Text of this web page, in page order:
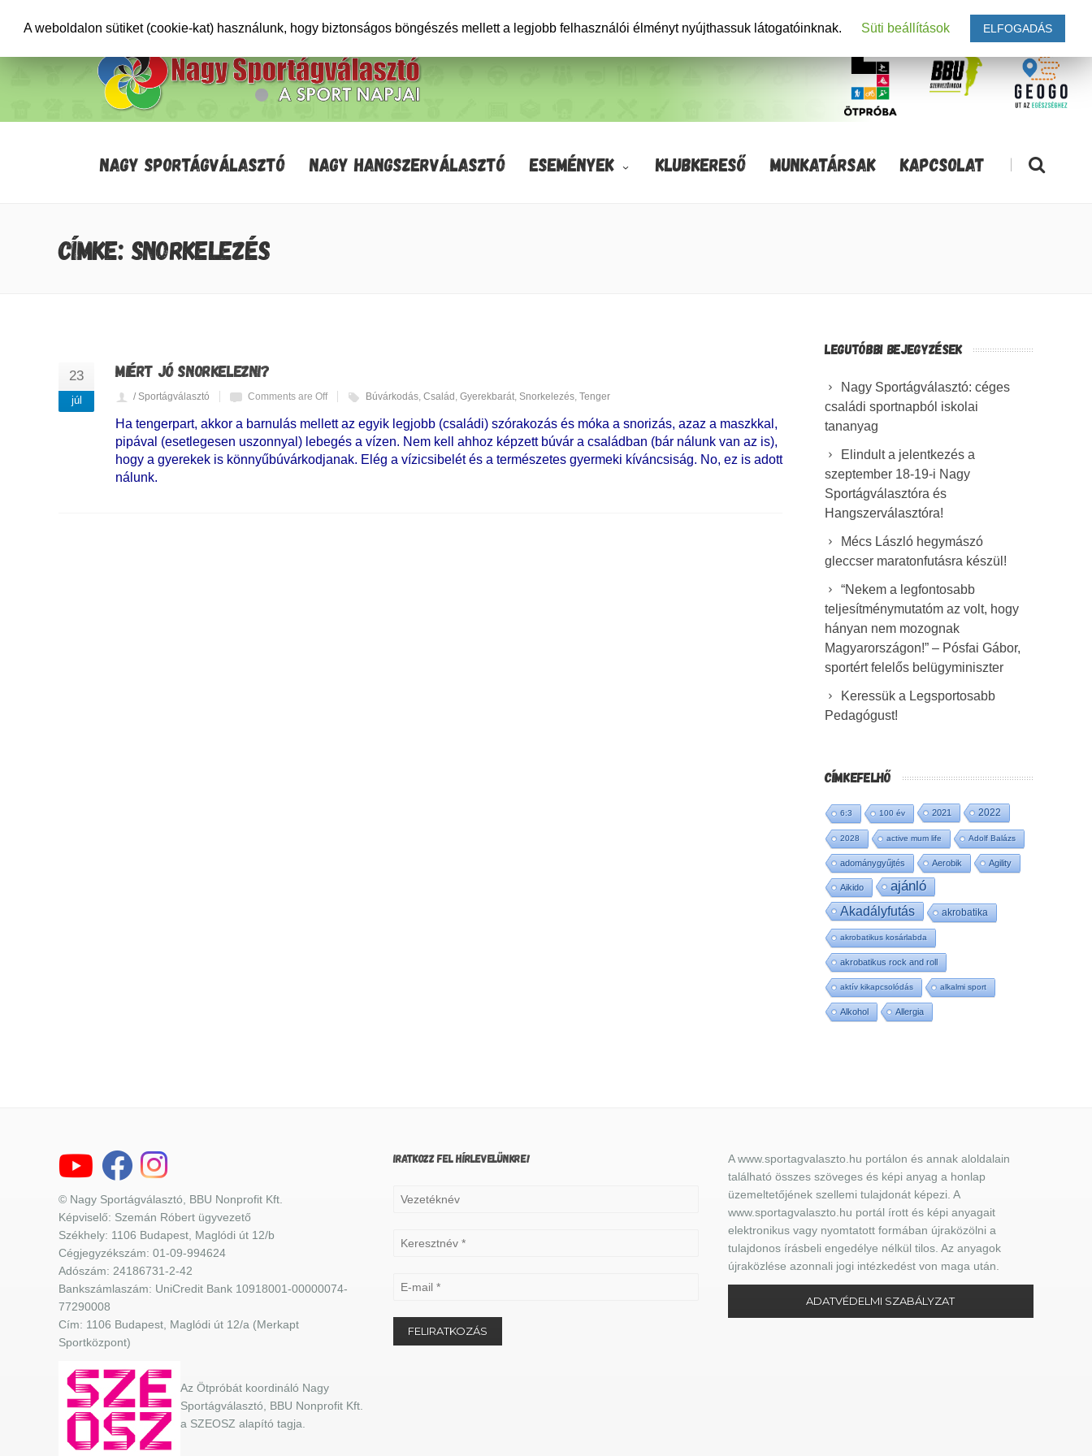
NAGY SPORTÁGVÁLASZTÓ NAGY HANGSZERVÁLASZTÓ ESEMÉNYEK KLUBKERESŐ MUNKATÁRSAK KAPCSOLAT |
CÍMKE: SNORKELEZÉS
23
júl
MIÉRT JÓ SNORKELEZNI?
/ Sportágválasztó Comments are Off Búvárkodás, Család , Gyerekbarát, Snorkelezés, Tenger
Ha tengerpart, akkor a barnulás mellett az egyik legjobb (családi) szórakozás és móka a snorizás, azaz a maszkkal,
pipával (esetlegesen uszonnyal) lebegés a vízen. Nem kell ahhoz képzett búvár a családban (bár nálunk van az is),
hogy a gyerekek is könnyűbúvárkodjanak. Elég a vízicsibelét és a természetes gyermeki kíváncsiság. No, ez is adott
nálunk.
LEGUTÓBBI BEJEGYZÉSEK
Nagy Sportágválasztó: céges
családi sportnapból iskolai
tananyag
Elindult a jelentkezés a
szeptember 18-19-i Nagy
Sportágválasztóra és
Hangszerválasztóra!
Mécs László hegymászó
gleccser maratonfutásra készül!
“Nekem a legfontosabb
teljesítménymutatóm az volt, hogy
hányan nem mozognak
Magyarországon!” – Pósfai Gábor,
sportért felelős belügyminiszter
Keressük a Legsportosabb
Pedagógust!
CÍMKEFELHŐ
6:3 100 év 2021 2022
2028 active mum life Adolf Balázs
adománygyűjtés Aerobik Agility
Aikido ajánló
Akadályfutás akrobatika
akrobatikus kosárlabda
akrobatikus rock and roll
aktív kikapcsolódás alkalmi sport
Alkohol Allergia
© Nagy Sportágválasztó, BBU Nonprofit Kft.
Képviselő: Szemán Róbert ügyvezető
Székhely: 1106 Budapest, Maglódi út 12/b
Cégjegyzékszám: 01-09-994624
Adószám: 24186731-2-42
Bankszámlaszám: UniCredit Bank 10918001-00000074-
77290008
Cím: 1106 Budapest, Maglódi út 12/a (Merkapt
Sportközpont)
Az Ötpróbát koordináló Nagy
Sportágválasztó, BBU Nonprofit Kft.
a SZEOSZ alapító tagja.
IRATKOZZ FEL HÍRLEVELÜNKRE!
A www.sportagvalaszto.hu portálon és annak aloldalain
található összes szöveges és képi anyag a honlap
üzemeltetőjének szellemi tulajdonát képezi. A
www.sportagvalaszto.hu portál írott és képi anyagait
elektronikus vagy nyomtatott formában újraközölni a
tulajdonos írásbeli engedélye nélkül tilos. Az anyagok
újraközlése azonnali jogi intézkedést von maga után.
ADATVÉDELMI SZABÁLYZAT
A weboldalon sütiket (cookie-kat) használunk, hogy biztonságos böngészés mellett a legjobb felhasználói élményt nyújthassuk látogatóinknak. Süti beállítások ELFOGADÁS